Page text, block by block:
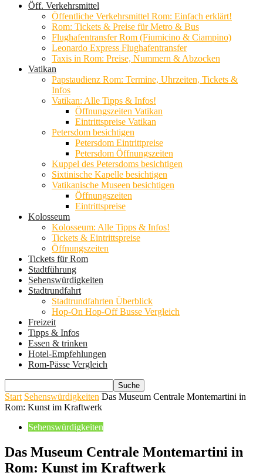
Öff. Verkehrsmittel
Öffentliche Verkehrsmittel Rom: Einfach erklärt!
Rom: Tickets & Preise für Metro & Bus
Flughafentransfer Rom (Fiumicino & Ciampino)
Leonardo Express Flughafentransfer
Taxis in Rom: Preise, Nummern & Abzocken
Vatikan
Papstaudienz Rom: Termine, Uhrzeiten, Tickets &
Infos
Vatikan: Alle Tipps & Infos!
Öffnungszeiten Vatikan
Eintrittspreise Vatikan
Petersdom besichtigen
Petersdom Eintrittpreise
Petersdom Öffnungszeiten
Kuppel des Petersdoms besichtigen
Sixtinische Kapelle besichtigen
Vatikanische Museen besichtigen
Öffnungszeiten
Eintrittspreise
Kolosseum
Kolosseum: Alle Tipps & Infos!
Tickets & Eintrittspreise
Öffnungszeiten
Tickets für Rom
Stadtführung
Sehenswürdigkeiten
Stadtrundfahrt
Stadtrundfahrten Überblick
Hop-On Hop-Off Busse Vergleich
Freizeit
Tipps & Infos
Essen & trinken
Hotel-Empfehlungen
Rom-Pässe Vergleich
Start Sehenswürdigkeiten Das Museum Centrale Montemartini in
Rom: Kunst im Kraftwerk
Sehenswürdigkeiten
Das Museum Centrale Montemartini in
Rom: Kunst im Kraftwerk